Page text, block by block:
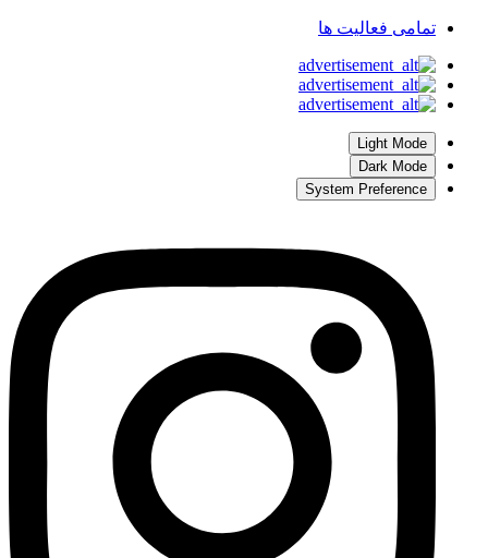
تمامی فعالیت ها
Light Mode
Dark Mode
System Preference